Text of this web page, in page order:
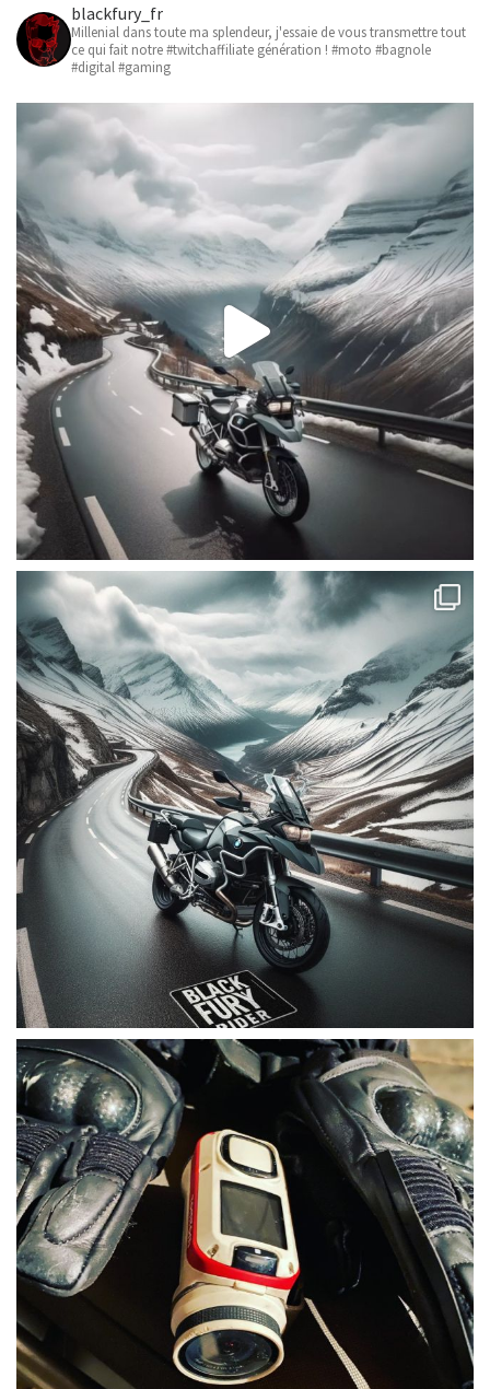
blackfury_fr
Millenial dans toute ma splendeur, j'essaie de vous transmettre tout
ce qui fait notre #twitchaffiliate génération ! #moto #bagnole
#digital #gaming